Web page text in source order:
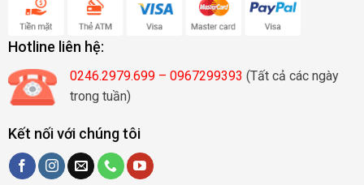
Hotline liên hệ:
0246.2979.699 – 0967299393 (Tất cả các ngày
trong tuần)
Kết nối với chúng tôi